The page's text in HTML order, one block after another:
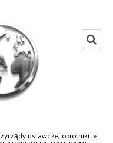
ustawcze, obrotniki »